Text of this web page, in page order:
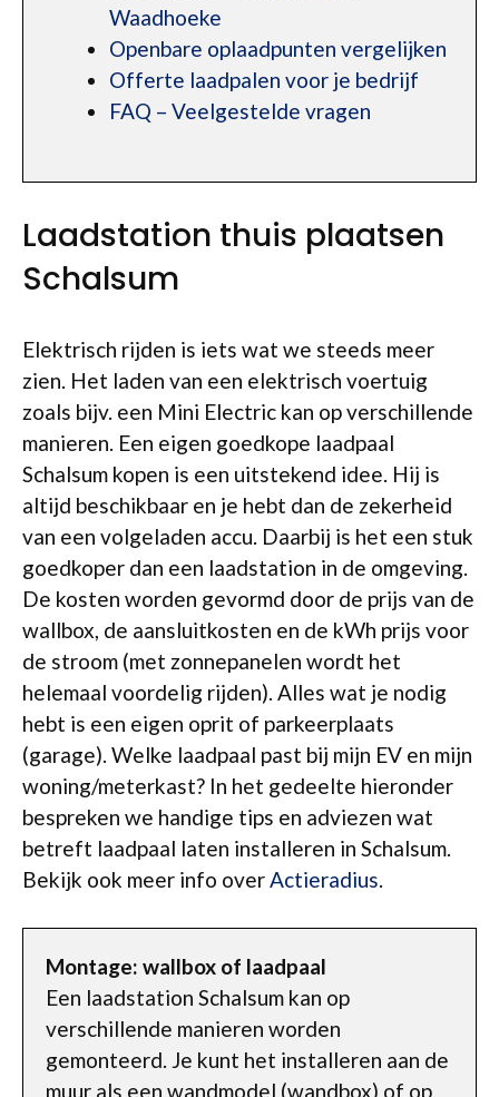
Waadhoeke
Openbare oplaadpunten vergelijken
Offerte laadpalen voor je bedrijf
FAQ – Veelgestelde vragen
Laadstation thuis plaatsen
Schalsum
Elektrisch rijden is iets wat we steeds meer
zien. Het laden van een elektrisch voertuig
zoals bijv. een Mini Electric kan op verschillende
manieren. Een eigen goedkope laadpaal
Schalsum kopen is een uitstekend idee. Hij is
altijd beschikbaar en je hebt dan de zekerheid
van een volgeladen accu. Daarbij is het een stuk
goedkoper dan een laadstation in de omgeving.
De kosten worden gevormd door de prijs van de
wallbox, de aansluitkosten en de kWh prijs voor
de stroom (met zonnepanelen wordt het
helemaal voordelig rijden). Alles wat je nodig
hebt is een eigen oprit of parkeerplaats
(garage). Welke laadpaal past bij mijn EV en mijn
woning/meterkast? In het gedeelte hieronder
bespreken we handige tips en adviezen wat
betreft laadpaal laten installeren in Schalsum.
Bekijk ook meer info overActieradius.
Montage: wallbox of laadpaal
Een laadstation Schalsum kan op
verschillende manieren worden
gemonteerd. Je kunt het installeren aan de
muur als een wandmodel (wandbox) of op